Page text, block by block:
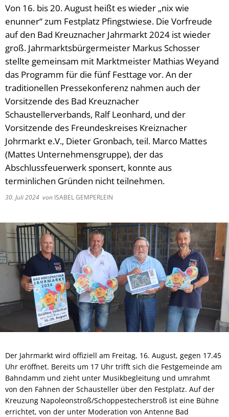
Von 16. bis 20. August heißt es wieder „nix wie
enunner“ zum Festplatz Pfingstwiese. Die Vorfreude
auf den Bad Kreuznacher Jahrmarkt 2024 ist wieder
groß. Jahrmarktsbürgermeister Markus Schosser
stellte gemeinsam mit Marktmeister Mathias Weyand
das Programm für die fünf Festtage vor. An der
traditionellen Pressekonferenz nahmen auch der
Vorsitzende des Bad Kreuznacher
Schaustellerverbands, Ralf Leonhard, und der
Vorsitzende des Freundeskreises Kreiznacher
Johrmarkt e.V., Dieter Gronbach, teil. Marco Mattes
(Mattes Unternehmensgruppe), der das
Abschlussfeuerwerk sponsert, konnte aus
terminlichen Gründen nicht teilnehmen.
30. Juli 2024 von ISABEL GEMPERLEIN
Der Jahrmarkt wird offiziell am Freitag, 16. August, gegen 17.45
Uhr eröffnet. Bereits um 17 Uhr trifft sich die Festgemeinde am
Bahndamm und zieht unter Musikbegleitung und umrahmt
von den Fahnen der Schausteller über den Festplatz. Auf der
Kreuzung Napoleonstroß/Schoppestecherstroß ist eine Bühne
errichtet, von der unter Moderation von Antenne Bad